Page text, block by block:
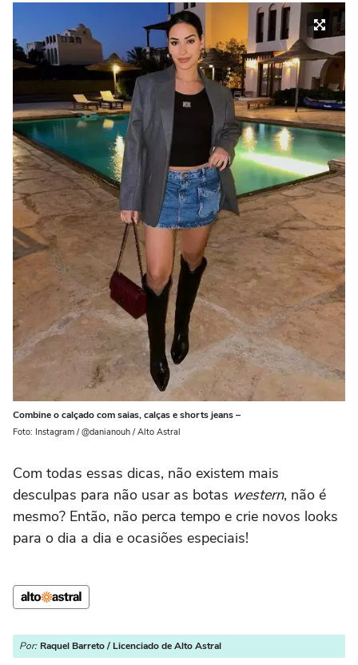
Combine o calçado com saias, calças e shorts jeans –
Foto: Instagram / @danianouh / Alto Astral
Com todas essas dicas, não existem mais
desculpas para não usar as botas western, não é
mesmo? Então, não perca tempo e crie novos looks
para o dia a dia e ocasiões especiais!
Por: Raquel Barreto / Licenciado de Alto Astral